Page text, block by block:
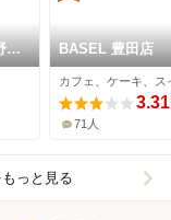
工
BASEL 豊田店
カフェ、ケーキ、ス
3.31
71人
っと見る